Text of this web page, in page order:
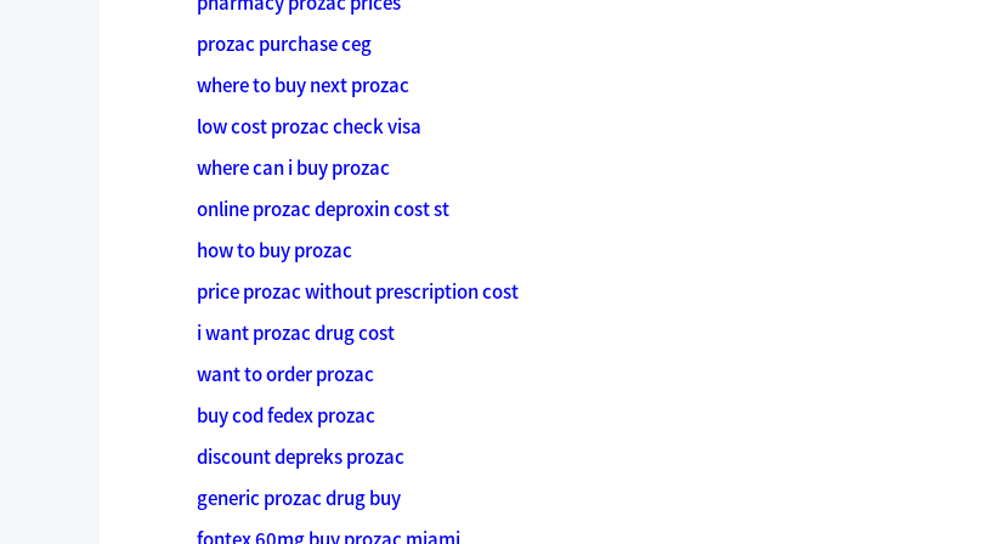
prozac purchase ceg
where to buy next prozac
low cost prozac check visa
where can i buy prozac
online prozac deproxin cost st
how to buy prozac
price prozac without prescription cost
i want prozac drug cost
want to order prozac
buy cod fedex prozac
discount depreks prozac
generic prozac drug buy
fontex 60mg buy prozac miami